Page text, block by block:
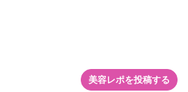
美容レポを投稿する